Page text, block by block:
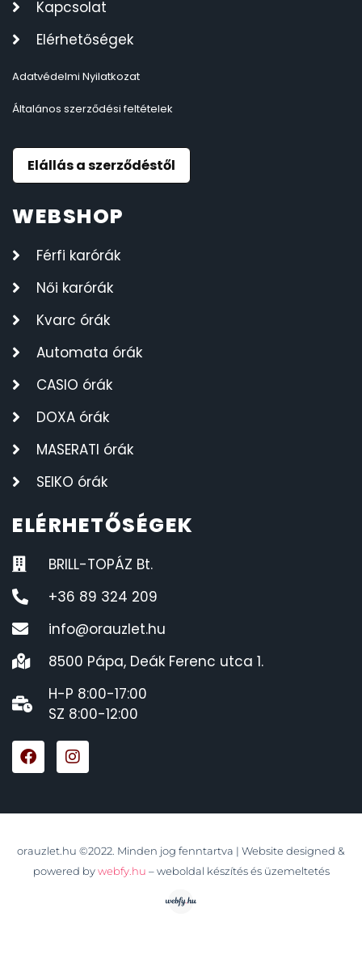
Kapcsolat
Elérhetőségek
Adatvédelmi Nyilatkozat
Általános szerződési feltételek
Elállás a szerződéstől
WEBSHOP
Férfi karórák
Női karórák
Kvarc órák
Automata órák
CASIO órák
DOXA órák
MASERATI órák
SEIKO órák
ELÉRHETŐSÉGEK
BRILL-TOPÁZ Bt.
+36 89 324 209
info@orauzlet.hu
8500 Pápa, Deák Ferenc utca 1.
H-P 8:00-17:00
SZ 8:00-12:00
orauzlet.hu ©2022. Minden jog fenntartva | Website designed &
powered by webfy.hu – weboldal készítés és üzemeltetés